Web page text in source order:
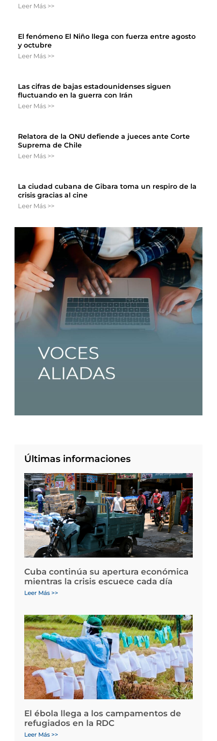
Leer Más >>
El fenómeno El Niño llega con fuerza entre agosto
y octubre
Leer Más >>
Las cifras de bajas estadounidenses siguen
fluctuando en la guerra con Irán
Leer Más >>
Relatora de la ONU defiende a jueces ante Corte
Suprema de Chile
Leer Más >>
La ciudad cubana de Gibara toma un respiro de la
crisis gracias al cine
Leer Más >>
Últimas informaciones
Cuba continúa su apertura económica
mientras la crisis escuece cada día
Leer Más >>
El ébola llega a los campamentos de
refugiados en la RDC
Leer Más >>